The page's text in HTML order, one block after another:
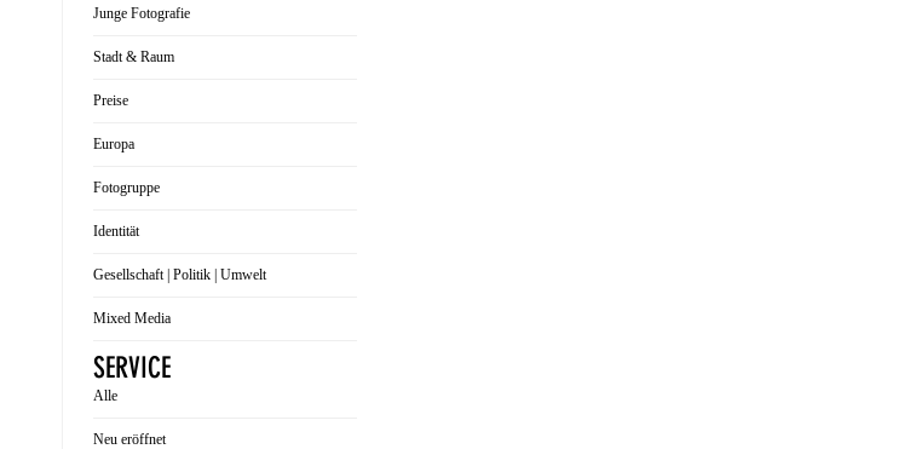
Junge Fotografie
Stadt & Raum
Preise
Europa
Fotogruppe
Identität
Gesellschaft | Politik | Umwelt
Mixed Media
SERVICE
Alle
Neu eröffnet